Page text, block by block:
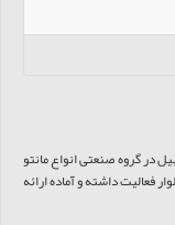
در گروه صنعتی انواع مانتو
فعالیت داشته و آماده ارائه